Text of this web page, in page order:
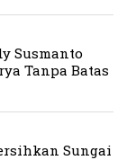
Susmanto
Tanpa Batas
Sungai